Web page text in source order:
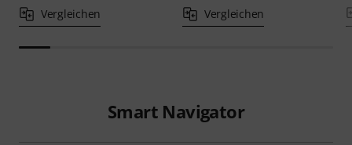
Vergleichen Vergleichen
Smart Navigator